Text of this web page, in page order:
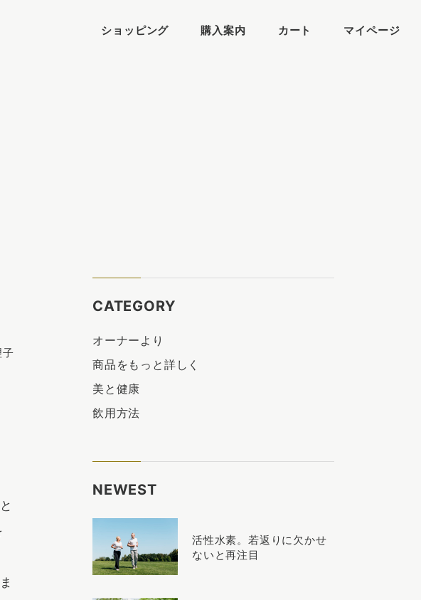
ショッピング 購入案内 カート マイページ
子
CATEGORY
オーナーより
商品をもっと詳しく
美と健康
飲用方法
NEWEST
活性水素。若返りに欠かせ
ないと再注目